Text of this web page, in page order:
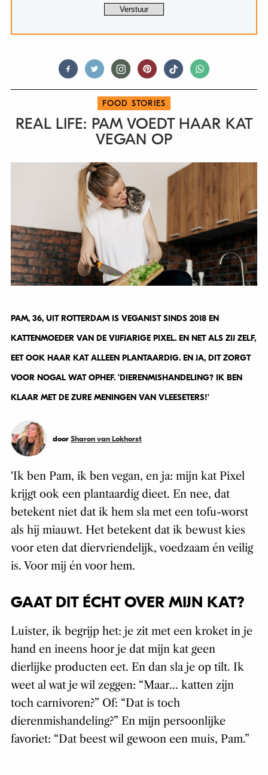
FOOD STORIES
REAL LIFE: PAM VOEDT HAAR KAT
VEGAN OP
PAM, 36, UIT ROTTERDAM IS VEGANIST SINDS 2018 EN
KATTENMOEDER VAN DE VIJFJARIGE PIXEL. EN NET ALS ZIJ ZELF,
EET OOK HAAR KAT ALLEEN PLANTAARDIG. EN JA, DIT ZORGT
VOOR NOGAL WAT OPHEF. ‘DIERENMISHANDELING? IK BEN
KLAAR MET DE ZURE MENINGEN VAN VLEESETERS!’
door Sharon van Lokhorst
‘Ik ben Pam, ik ben vegan, en ja: mijn kat Pixel
krijgt ook een plantaardig dieet. En nee, dat
betekent niet dat ik hem sla met een tofu-worst
als hij miauwt. Het betekent dat ik bewust kies
voor eten dat diervriendelijk, voedzaam én veilig
is. Voor mij én voor hem.
GAAT DIT ÉCHT OVER MIJN KAT?
Luister, ik begrijp het: je zit met een kroket in je
hand en ineens hoor je dat mijn kat geen
dierlijke producten eet. En dan sla je op tilt. Ik
weet al wat je wil zeggen: “Maar… katten zíjn
toch carnivoren?” Of: “Dat is toch
dierenmishandeling?” En mijn persoonlijke
favoriet: “Dat beest wil gewoon een muis, Pam.”